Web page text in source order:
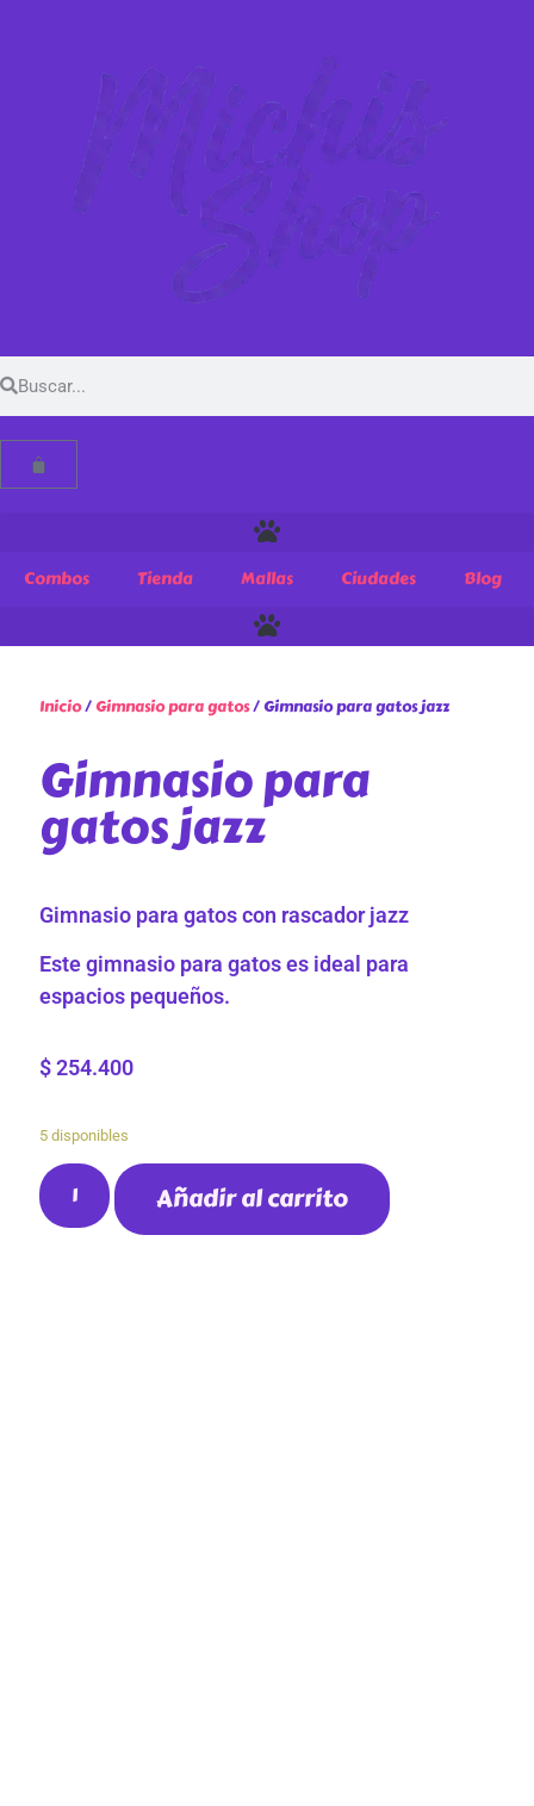
Combos Tienda Mallas Ciudades Blog
Inicio/Gimnasio para gatos/ Gimnasio para gatos jazz
Gimnasio para
gatos jazz
Gimnasio para gatos con rascador jazz
Este gimnasio para gatos es ideal para
espacios pequeños.
$ 254.400
5 disponibles
Añadir al carrito